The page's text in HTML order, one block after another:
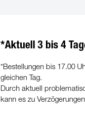
*Aktuell 3 bis 4
*Bestellungen bis 17.00
gleichen Tag.
Durch aktuell
kann es zu